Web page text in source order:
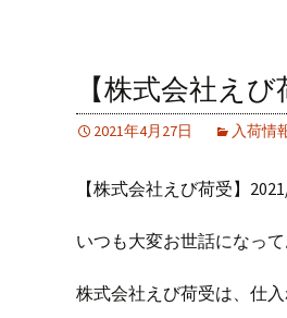
【株式会社え
2021年4月27日 入荷情
【株式会社えび荷受】
いつも大変お世話になって
株式会社えび荷受は、仕